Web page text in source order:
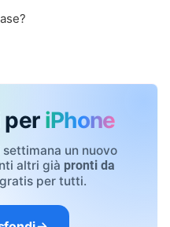
per iPhone
un nuovo
altri già pronti da
per tutti.